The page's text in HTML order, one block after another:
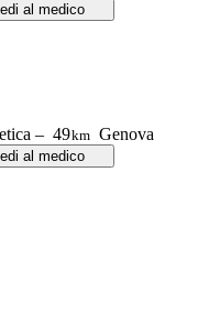
al medico
– 49km Genova
al medico